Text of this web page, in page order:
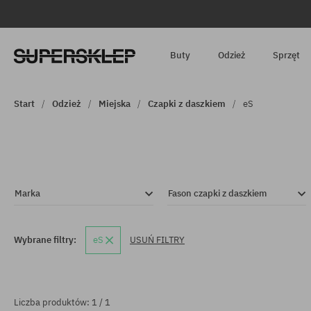
Buty Odzież Sprzęt
Start Odzież Miejska Czapki z daszkiem eS
Marka Fason czapki z daszkiem
Wybrane filtry: eS USUŃ FILTRY
Liczba produktów: 1 / 1